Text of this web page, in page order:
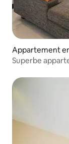
Appartement
Superbe